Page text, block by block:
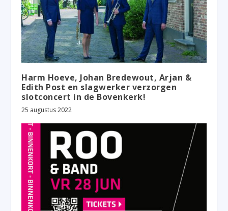
Harm Hoeve, Johan Bredewout, Arjan &
Edith Post en slagwerker verzorgen
slotconcert in de Bovenkerk!
25 augustus 2022